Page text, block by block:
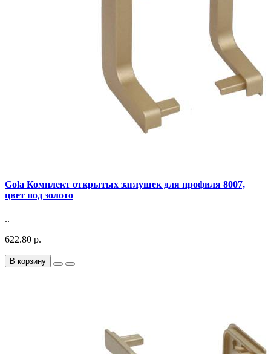
Gola Комплект открытых заглушек для профиля 8007,
цвет под золото
..
622.80 р.
В корзину